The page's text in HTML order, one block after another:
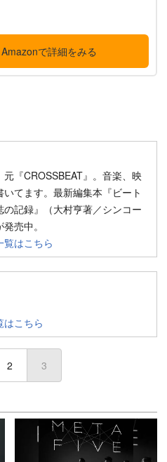
Amazonで詳細をみる
『CROSSBEAT』。音楽、映
てます。最新編集本『ビート
の記録』（大村亨著／シンコー
売中。
覧はこちら
はこちら
2 3